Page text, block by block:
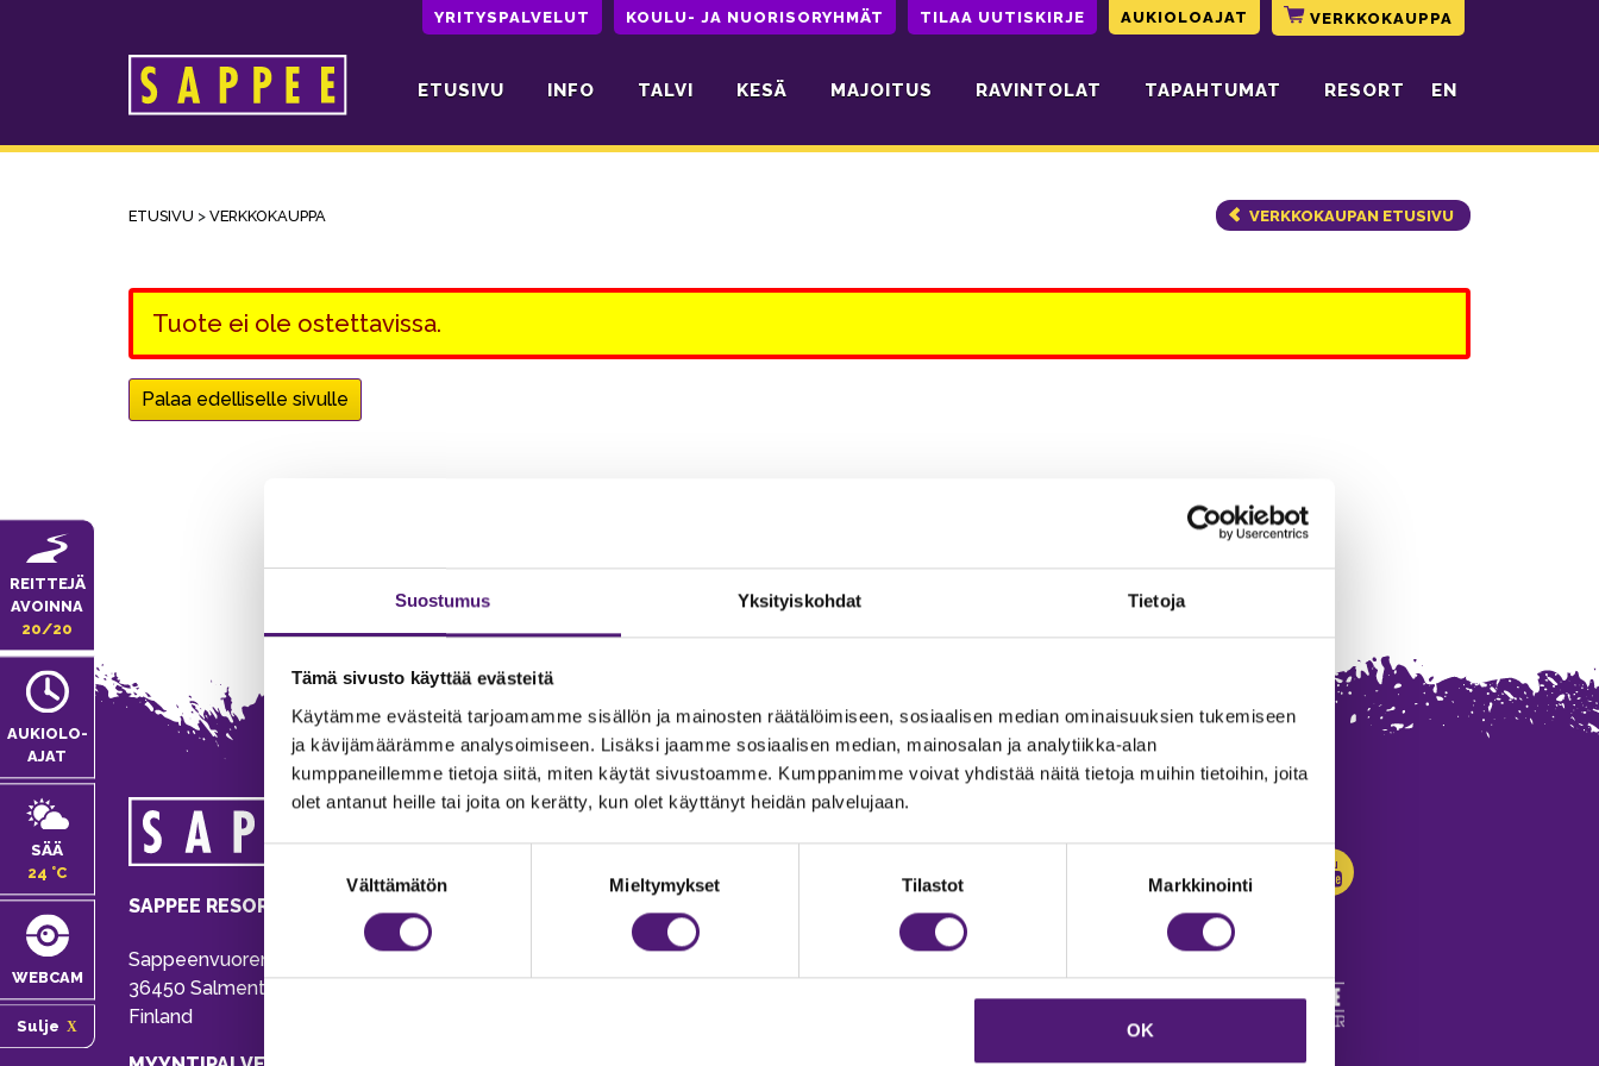
Suostumus Yksityiskohdat Tietoja
Tämä sivusto käyttää evästeitä
Käytämme evästeitä tarjoamamme sisällön ja mainosten räätälöimiseen, sosiaalisen median ominaisuuksien tukemiseen
ja kävijämäärämme analysoimiseen. Lisäksi jaamme sosiaalisen median, mainosalan ja analytiikka-alan
kumppaneillemme tietoja siitä, miten käytät sivustoamme. Kumppanimme voivat yhdistää näitä tietoja muihin tietoihin, joita
olet antanut heille tai joita on kerätty, kun olet käyttänyt heidän palvelujaan.
Välttämätön Mieltymykset Tilastot Markkinointi
OK
YRITYSPALVELUT KOULU- JA NUORISORYHMÄT TILAA UUTISKIRJE AUKIOLOAJAT VERKKOKAUPPA
Päävalikko ETUSIVU INFO TALVI KESÄ MAJOITUS RAVINTOLAT TAPAHTUMAT RESORT EN
REITTEJÄ
AVOINNA
20/20
AUKIOLO­
AJAT
SÄÄ
24 °C
WEBCAM
Sulje
ETUSIVU > VERKKOKAUPPA VERKKOKAUPAN ETUSIVU
Tuote ei ole ostettavissa.
Palaa edelliselle sivulle
SAPPEE RESORT
Sappeenvuorentie 200
36450 Salmentaka, Pälkäne
Finland
MAJOITUS
020 755 9975
majoitus@sappee.fi
Vastuullisuus
Avoimet työpaikat
Anna palautetta
Evästeasetukset